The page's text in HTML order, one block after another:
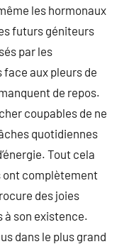
les hormonaux
futurs géniteurs
par les
aux pleurs de
de repos.
coupables de ne
quotidiennes
Tout cela
ont complètement
des joies
à son existence.
dans le plus grand